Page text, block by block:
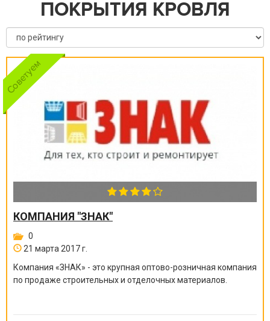
ПОКРЫТИЯ КРОВЛЯ
КОМПАНИЯ "ЗНАК"
0
21 марта 2017 г.
Компания «ЗНАК» - это крупная оптово-розничная компания
по продаже строительных и отделочных материалов.